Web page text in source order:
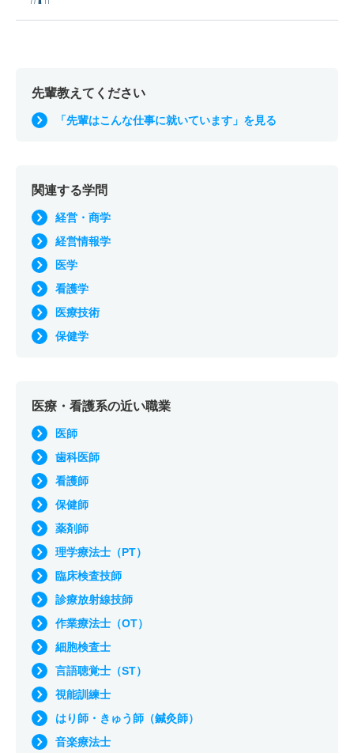
先輩教えてください
「先輩はこんな仕事に就いています」を見る
関連する学問
経営・商学
経営情報学
医学
看護学
医療技術
保健学
医療・看護系の近い職業
医師
歯科医師
看護師
保健師
薬剤師
理学療法士（PT）
臨床検査技師
診療放射線技師
作業療法士（OT）
細胞検査士
言語聴覚士（ST）
視能訓練士
はり師・きゅう師（鍼灸師）
音楽療法士